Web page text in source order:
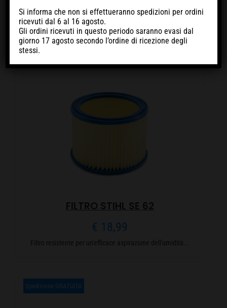
FILTRO STIHL SE 62
€ 18,99
Filtro resistente per un'efficace aspirazione dell'umidità...
Spedizione GRATUITA
Si informa che non si effettueranno spedizioni per ordini
ricevutidal 6 al 16 agosto.
Gli ordini ricevuti in questo periodosaranno evasi dal
giorno 17 agosto secondo l’ordine di ricezione degli
stessi.